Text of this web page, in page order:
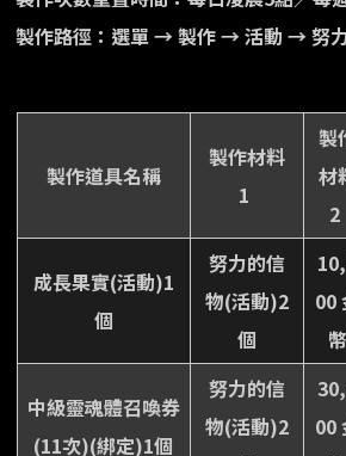
製作路徑：選單 → 製作 → 活動 → 努
製作道具名稱
製作材料
1
製
材
2
成長果實(活動)1
個
努力的信
物(活動)2
個
00
幣
中級靈魂體召喚券
(11次)(綁定)1個
努力的信
物(活動)2
00